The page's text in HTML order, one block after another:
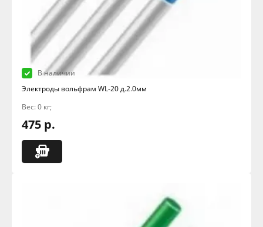
В наличии
Электроды вольфрам WL-20 д.2.0мм
Вес: 0 кг;
475 р.